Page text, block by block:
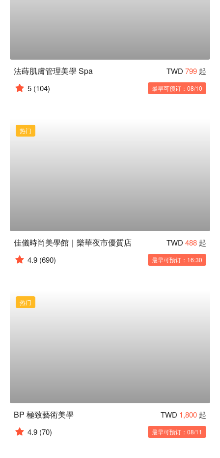
法蒔肌膚管理美學 Spa TWD 799 起
5 (104) 最早可预订：08/10
热门
佳儀時尚美學館｜樂華夜市優質店 TWD 488 起
4.9 (690) 最早可预订：16:30
热门
BP 極致藝術美學 TWD 1,800 起
4.9 (70) 最早可预订：08/11